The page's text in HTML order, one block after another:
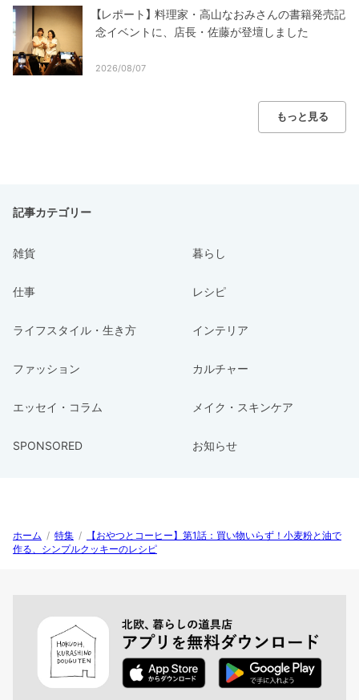
【レポート】 料理家・高山なおみさんの書籍発売記
念イベントに、店長・佐藤が登壇しました
2026/08/07
もっと見る
記事カテゴリー
雑貨 暮らし
仕事 レシピ
ライフスタイル・生き方 インテリア
ファッション カルチャー
エッセイ・コラム メイク・スキンケア
SPONSORED お知らせ
ホーム / 特集 /
【おやつとコーヒー】第1話：買い物いらず！小麦粉と油で
作る、シンプルクッキーのレシピ